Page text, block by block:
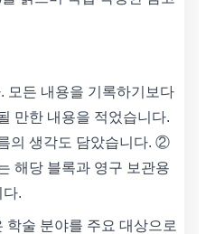
든 내용을 기록하기보다
만한 내용을 적었습니다.
의 생각도 담았습니다. ②
해당 블록과 영구 보관용
다.
학술 분야를 주요 대상으로